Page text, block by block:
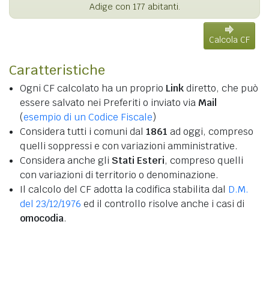
Adige con 177 abitanti.
Calcola CF
Caratteristiche
Ogni CF calcolato ha un proprio Linkdiretto, che può
essere salvato nei Preferiti o inviato via Mail
(esempio di un Codice Fiscale)
Considera tutti i comuni dal 1861 ad oggi, compreso
quelli soppressi e con variazioni amministrative.
Considera anche gli Stati Esteri, compreso quelli
con variazioni di territorio o denominazione.
Il calcolo del CF adotta la codifica stabilita dal D.M.
del 23/12/1976 ed il controllo risolve anche i casi di
omocodia.